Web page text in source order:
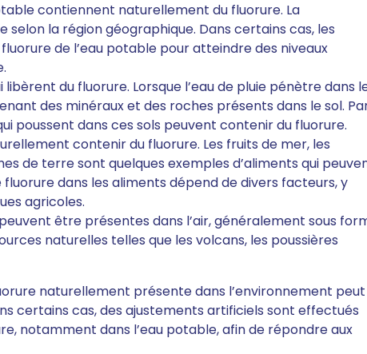
contiennent naturellement du fluorure. La
la région géographique. Dans certains cas, les
de l’eau potable pour atteindre des niveaux
du fluorure. Lorsque l’eau de pluie pénètre dans
des minéraux et des roches présents dans le sol.
poussent dans ces sols peuvent contenir du fluorure.
contenir du fluorure. Les fruits de mer, les
de terre sont quelques exemples d’aliments qui
dans les aliments dépend de divers facteurs, y
agricoles.
être présentes dans l’air, généralement sous
naturelles telles que les volcans, les poussières
naturellement présente dans l’environnement peut
certains cas, des ajustements artificiels sont effectués
notamment dans l’eau potable, afin de répondre aux